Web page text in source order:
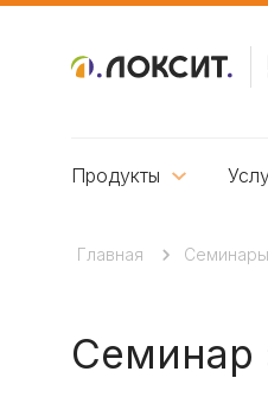
Продукты
Главная Семинары
Семинар